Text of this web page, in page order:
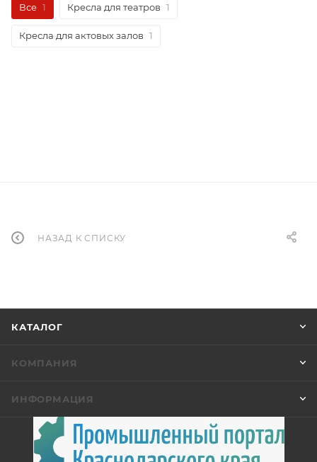
Все 1 Кресла для театров 1
Кресла для актовых залов 1
НАЗАД К СПИСКУ
КАТАЛОГ
КОМПАНИЯ
ИНФОРМАЦИЯ